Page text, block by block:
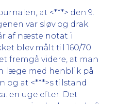
at <***> den 9.
var sløv og drak
af næste notat i
blev målt til 160/70
fremgå videre, at man
læge med henblik på
at <***>s tilstand
en uge efter. Det